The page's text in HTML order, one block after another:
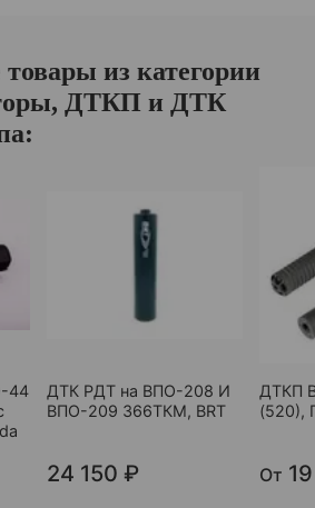
из категории
ДТКП и ДТК
44
ДТК РДТ на ВПО-208 И
ВПО-209 366ТКМ, BRT
24 150 ₽
ДТКП
(520),
От